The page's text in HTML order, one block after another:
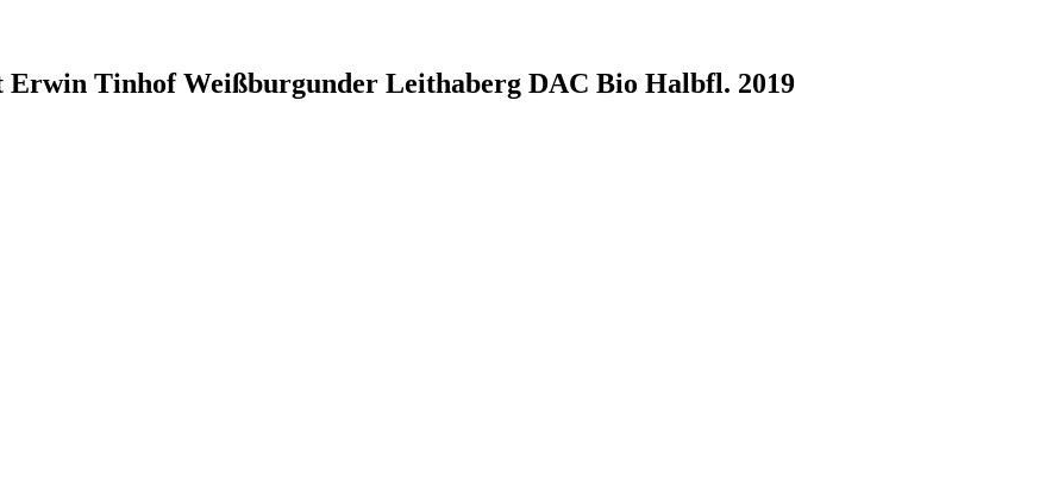
Tinhof Weißburgunder Leithaberg DAC Bio Halbfl. 2019